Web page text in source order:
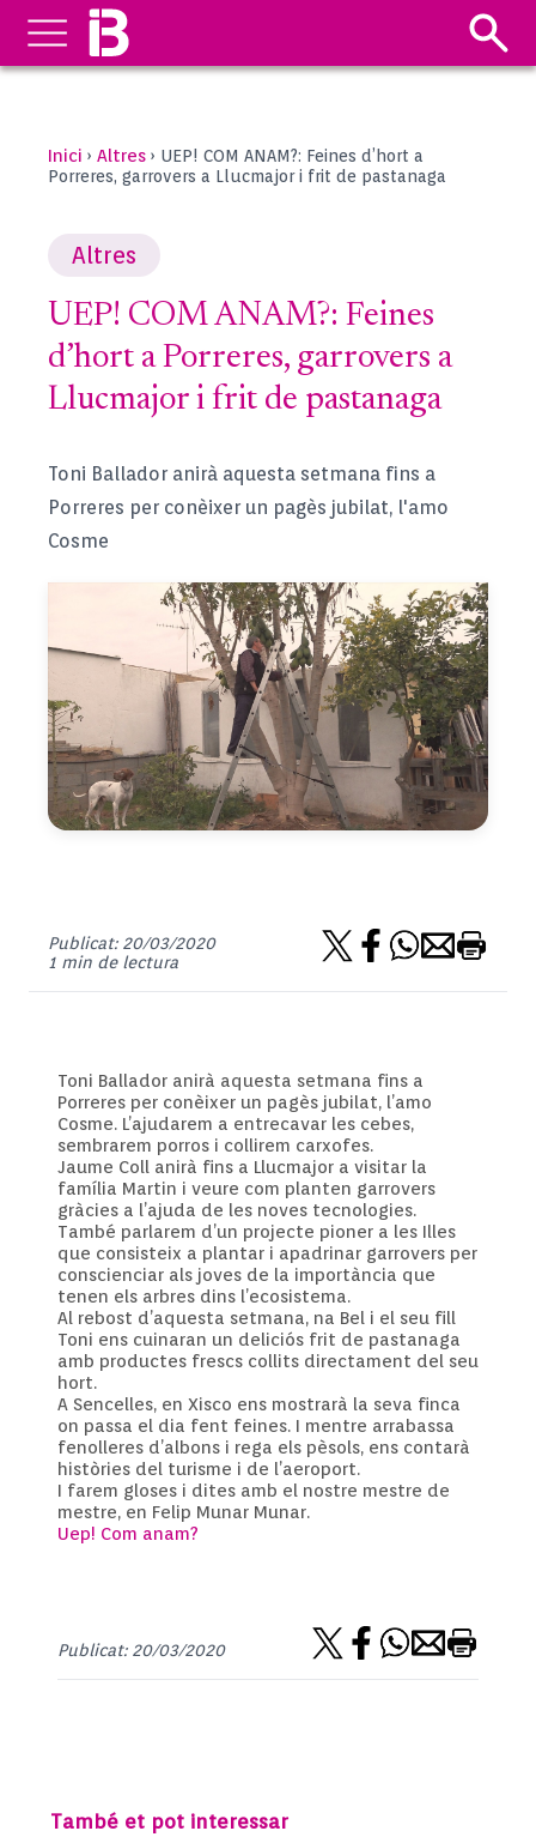
Inici › Altres › UEP! COM ANAM?: Feines d’hort a
Porreres, garrovers a Llucmajor i frit de pastanaga
Altres
UEP! COM ANAM?: Feines
d’hort a Porreres, garrovers a
Llucmajor i frit de pastanaga
Toni Ballador anirà aquesta setmana fins a
Porreres per conèixer un pagès jubilat, l'amo
Cosme
Publicat: 20/03/2020
1 min de lectura
Toni Ballador anirà aquesta setmana fins a
Porreres per conèixer un pagès jubilat, l’amo
Cosme. L’ajudarem a entrecavar les cebes,
sembrarem porros i collirem carxofes.
Jaume Coll anirà fins a Llucmajor a visitar la
família Martin i veure com planten garrovers
gràcies a l’ajuda de les noves tecnologies.
També parlarem d’un projecte pioner a les Illes
que consisteix a plantar i apadrinar garrovers per
conscienciar als joves de la importància que
tenen els arbres dins l’ecosistema.
Al rebost d’aquesta setmana, na Bel i el seu fill
Toni ens cuinaran un deliciós frit de pastanaga
amb productes frescs collits directament del seu
hort.
A Sencelles, en Xisco ens mostrarà la seva finca
on passa el dia fent feines. I mentre arrabassa
fenolleres d’albons i rega els pèsols, ens contarà
històries del turisme i de l’aeroport.
I farem gloses i dites amb el nostre mestre de
mestre, en Felip Munar Munar.
Uep! Com anam?
Publicat: 20/03/2020
També et pot interessar